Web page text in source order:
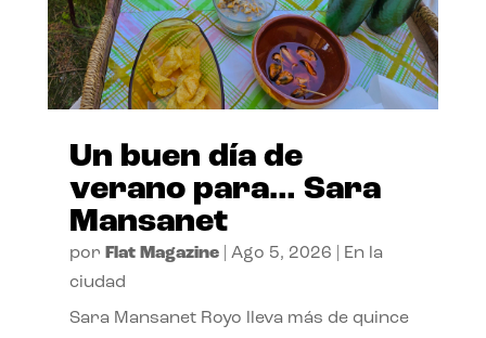
Un buen día de
verano para… Sara
Mansanet
por Flat Magazine| Ago 5, 2026
En la
ciudad
Sara Mansanet Royo lleva más de quince